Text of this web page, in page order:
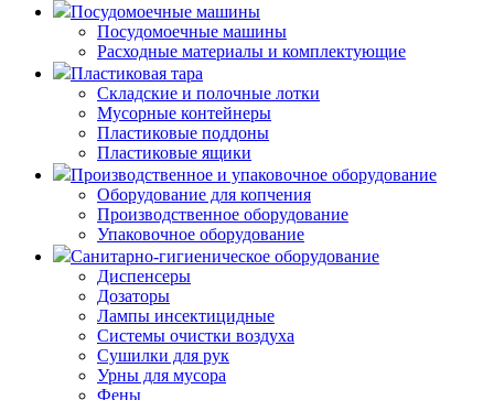
Посудомоечные машины
Посудомоечные машины
Расходные материалы и комплектующие
Пластиковая тара
Складские и полочные лотки
Мусорные контейнеры
Пластиковые поддоны
Пластиковые ящики
Производственное и упаковочное оборудование
Оборудование для копчения
Производственное оборудование
Упаковочное оборудование
Санитарно-гигиеническое оборудование
Диспенсеры
Дозаторы
Лампы инсектицидные
Системы очистки воздуха
Сушилки для рук
Урны для мусора
Фены